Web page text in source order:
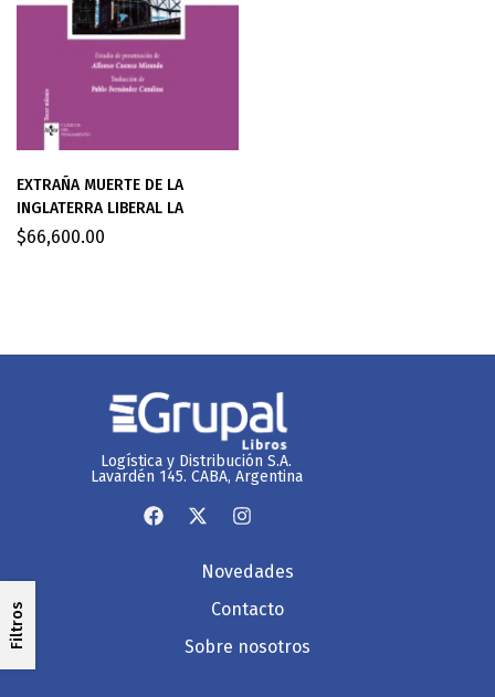
Filtros
EXTRAÑA MUERTE DE LA
INGLATERRA LIBERAL LA
$66,600.00
Logística y Distribución S.A.
Lavardén 145. CABA, Argentina
Novedades
Contacto
Sobre nosotros